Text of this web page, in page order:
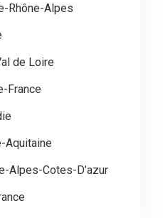
Rhône-Alpes
de Loire
France
Aquitaine
Alpes-Cotes-D’azur